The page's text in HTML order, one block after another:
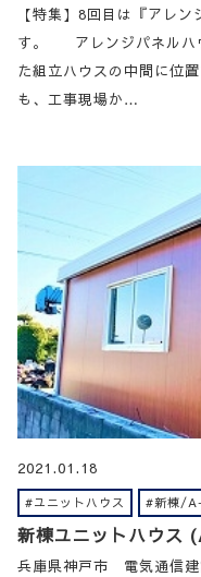
【特集】8回目は『アレ
す。 アレンジパネルハ
た組立ハウスの中間に位
も、工事現場か…
2021.01.18
#ユニットハウス #新棟/
新棟ユニットハウス
兵庫県神戸市 電気通信